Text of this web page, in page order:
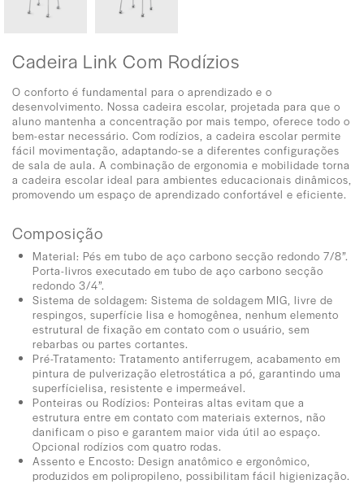
Cadeira Link Com Rodízios
O conforto é fundamental para o aprendizado e o
desenvolvimento. Nossa cadeira escolar, projetada para que o
aluno mantenha a concentração por mais tempo, oferece todo o
bem-estar necessário. Com rodízios, a cadeira escolar permite
fácil movimentação, adaptando-se a diferentes configurações
de sala de aula. A combinação de ergonomia e mobilidade torna
a cadeira escolar ideal para ambientes educacionais dinâmicos,
promovendo um espaço de aprendizado confortável e eficiente.
Composição
Material: Pés em tubo de aço carbono secção redondo 7/8”.
Porta-livros executado em tubo de aço carbono secção
redondo 3/4”.
Sistema de soldagem: Sistema de soldagem MIG, livre de
respingos, superfície lisa e homogênea, nenhum elemento
estrutural de fixação em contato com o usuário, sem
rebarbas ou partes cortantes.
Pré-Tratamento: Tratamento antiferrugem, acabamento em
pintura de pulverização eletrostática a pó, garantindo uma
superfícielisa, resistente e impermeável.
Ponteiras ou Rodízios: Ponteiras altas evitam que a
estrutura entre em contato com materiais externos, não
danificam o piso e garantem maior vida útil ao espaço.
Opcional rodízios com quatro rodas.
Assento e Encosto: Design anatômico e ergonômico,
produzidos em polipropileno, possibilitam fácil higienização.